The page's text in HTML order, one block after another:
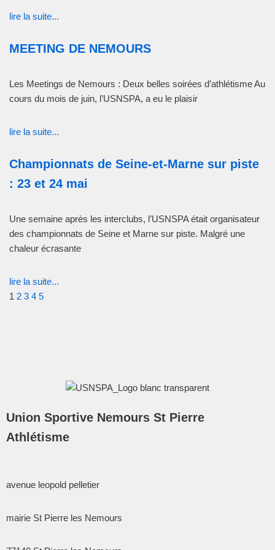
lire la suite...
MEETING DE NEMOURS
Les Meetings de Nemours : Deux belles soirées d’athlétisme Au
cours du mois de juin, l’USNSPA, a eu le plaisir
lire la suite...
Championnats de Seine-et-Marne sur piste
: 23 et 24 mai
Une semaine après les interclubs, l’USNSPA était organisateur
des championnats de Seine et Marne sur piste. Malgré une
chaleur écrasante
lire la suite...
1 2 3 4 5
Union Sportive Nemours St Pierre
Athlétisme
avenue leopold pelletier
mairie St Pierre les Nemours